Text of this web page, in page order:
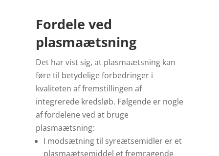
Fordele ved
plasmaætsning
Det har vist sig, at plasmaætsning kan
føre til betydelige forbedringer i
kvaliteten af fremstillingen af
integrerede kredsløb. Følgende er nogle
af fordelene ved at bruge
plasmaætsning:
I modsætning til syreætsemidler er et
plasmaætsemiddel et fremragende